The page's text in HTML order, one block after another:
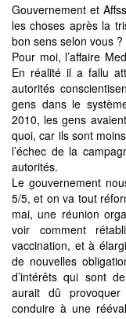
Gouvernement et
les choses après la
bon sens selon vous ?
Pour moi, l’affaire
En réalité il a fallu
autorités
gens dans le
2010, les gens
quoi, car ils sont
l’échec de la
autorités.
Le gouvernement
5/5, et on va tout
mai, une réunion
voir comment
vaccination, et à
de nouvelles
d’intérêts qui sont
aurait dû
conduire à une